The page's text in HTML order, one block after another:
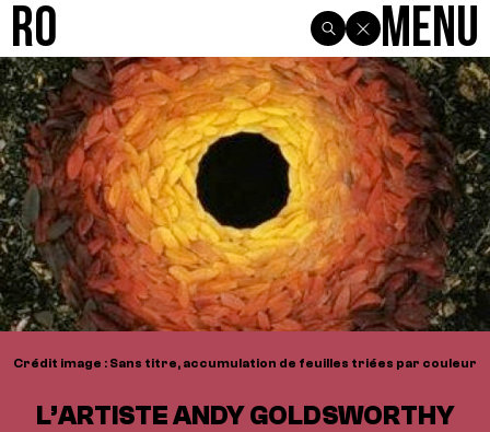
R0 Menu
Crédit image : Sans titre, accumulation de feuilles triées par couleur
L’ARTISTE ANDY GOLDSWORTHY